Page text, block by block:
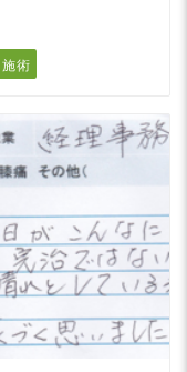
施術